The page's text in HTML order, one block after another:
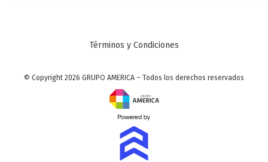
Términos y Condiciones
© Copyright 2026 GRUPO AMERICA – Todos los derechos reservados